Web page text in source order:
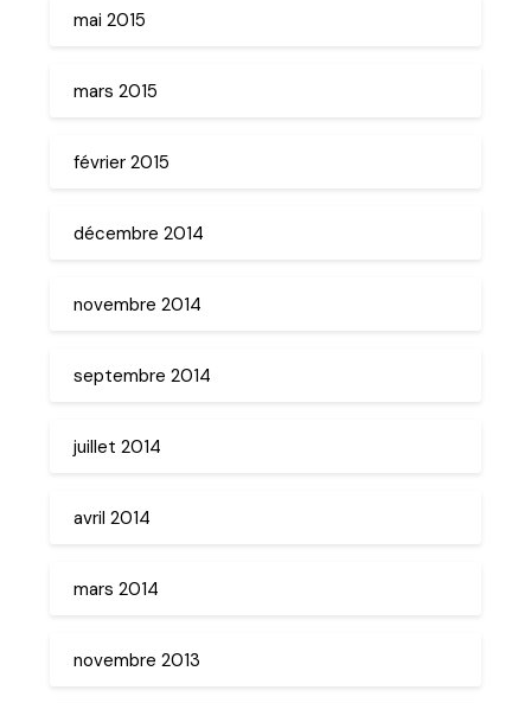
mai 2015
mars 2015
février 2015
décembre 2014
novembre 2014
septembre 2014
juillet 2014
avril 2014
mars 2014
novembre 2013